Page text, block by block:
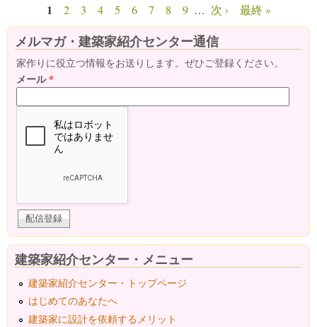
ページ
1 2 3 4 5 6 7 8 9 … 次 › 最終 »
メルマガ・建築家紹介センター通信
家作りに役立つ情報をお送りします。ぜひご登録ください。
メール*
建築家紹介センター・メニュー
建築家紹介センター・トップページ
はじめてのあなたへ
建築家に設計を依頼するメリット